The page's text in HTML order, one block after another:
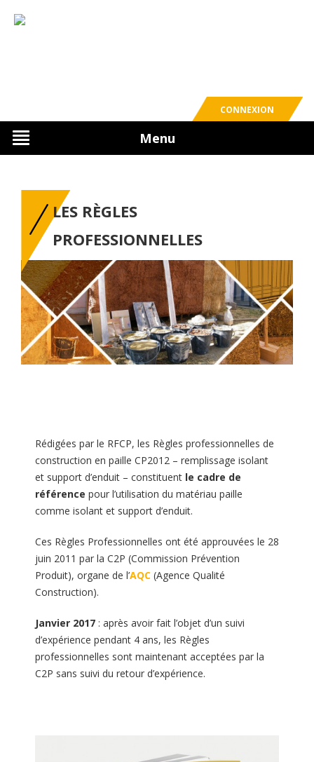
Menu
CONNEXION
LES RÈGLES
PROFESSIONNELLES
Rédigées par le RFCP, les Règles professionnelles de
construction en paille CP2012 – remplissage isolant
et support d’enduit – constituent le cadre de
référence pour l’utilisation du matériau paille
comme isolant et support d’enduit.
Ces Règles Professionnelles ont été approuvées le 28
juin 2011 par la C2P (Commission Prévention
Produit), organe de l’AQC (Agence Qualité
Construction).
Janvier 2017 : après avoir fait l’objet d’un suivi
d’expérience pendant 4 ans, les Règles
professionnelles sont maintenant acceptées par la
C2P sans suivi du retour d’expérience.